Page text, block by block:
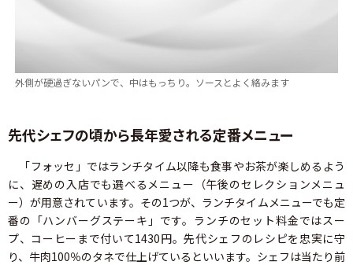
外側が硬過ぎないパンで、中はもっちり。ソースとよく絡みます
先代シェフの頃から長年愛される定番メニュー
「フォッセ」ではランチタイム以降も食事やお茶が楽しめるよう
に、遅めの入店でも選べるメニュー（午後のセレクションメニュ
ー）が用意されています。その1つが、ランチタイムメニューでも定
番の「ハンバーグステーキ」です。ランチのセット料金ではスー
プ、コーヒーまで付いて1430円。先代シェフのレシピを忠実に守
り、牛肉100％のタネで仕上げているといいます。シェフは当たり前